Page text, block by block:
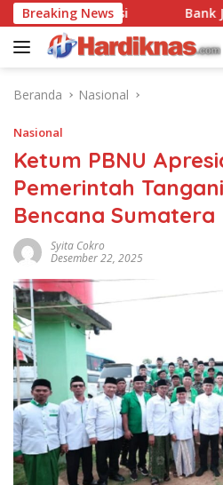
Langsung
ke
konten
Breaking News
Disrupsi Bank
Beranda Nasional
Nasional
Ketum PBNU
Pemerintah
Bencana Sumatera
Syita Cokro
Desember 22, 2025